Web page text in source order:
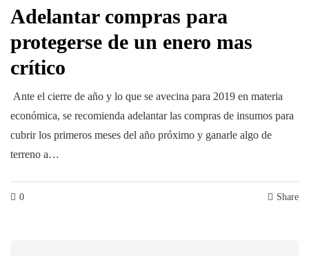
Adelantar compras para
protegerse de un enero mas
crítico
Ante el cierre de año y lo que se avecina para 2019 en materia
económica, se recomienda adelantar las compras de insumos para
cubrir los primeros meses del año próximo y ganarle algo de
terreno a…
0 Share